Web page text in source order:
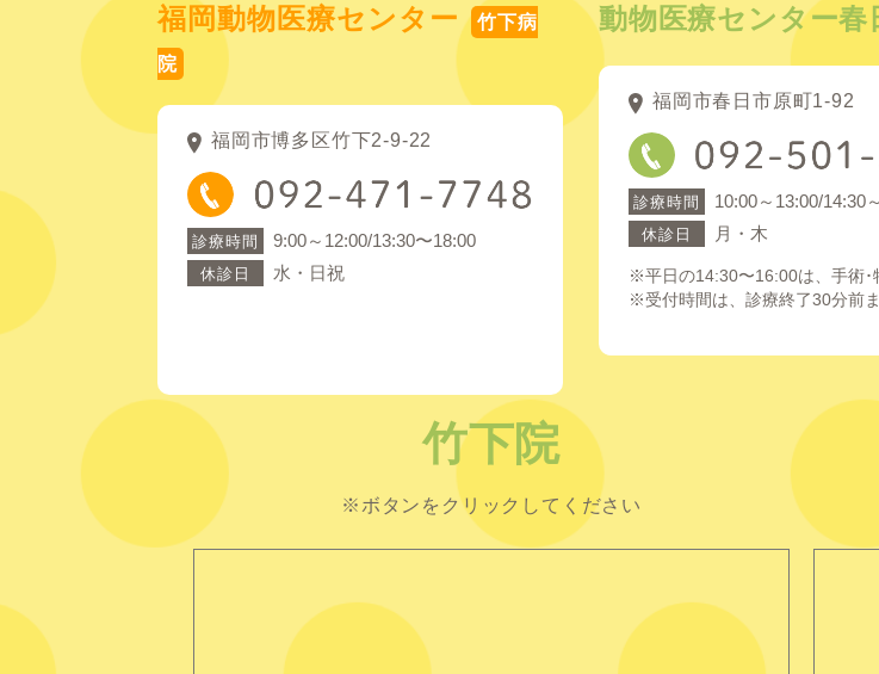
福岡動物医療センター 竹下病
院
福岡市博多区竹下2-9-22
診療時間 9:00～12:00/13:30〜18:00
休診日 水・日祝
動物医療センター春
福岡市春日市原町1-92
診療時間 10:00～13:00/14:30
休診日 月・木
※平日の14:30〜16:00は、手術･
※受付時間は、診療終了30分前
竹下院
※ボタンをクリックしてください